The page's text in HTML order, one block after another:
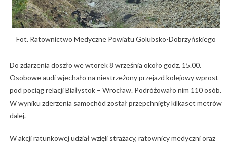
Fot. Ratownictwo Medyczne Powiatu Golubsko-Dobrzyńskiego
Do zdarzenia doszło we wtorek 8 września około godz. 15.00.
Osobowe audi wjechało na niestrzeżony przejazd kolejowy wprost
pod pociąg relacji Białystok – Wrocław. Podróżowało nim 110 osób.
W wyniku zderzenia samochód został przepchnięty kilkaset metrów
dalej.
W akcji ratunkowej udział wzięli strażacy, ratownicy medyczni oraz